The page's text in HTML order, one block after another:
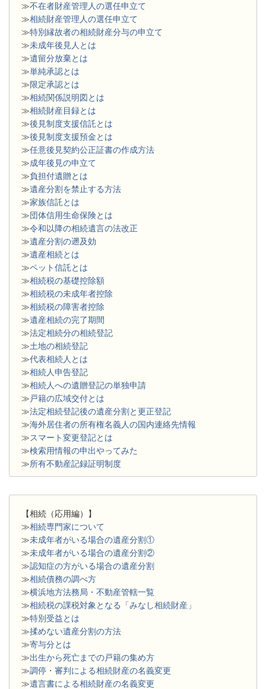
≫不在者財産管理人の選任申立て
≫相続財産管理人の選任申立て
≫特別縁故者の相続財産分与の申立て
≫未成年後見人とは
≫遺留分放棄とは
≫単純承認とは
≫限定承認とは
≫相続関係説明図とは
≫相続財産目録とは
≫後見制度支援信託とは
≫後見制度支援預金とは
≫任意後見契約公正証書の作成方法
≫成年後見の申立て
≫負担付遺贈とは
≫遺産分割を禁止する方法
≫家族信託とは
≫団体信用生命保険とは
≫令和以降の相続遺言の法改正
≫遺産分割の遡及効
≫遺産相続とは
≫ペット信託とは
≫相続税の基礎控除額
≫相続税の未成年者控除
≫相続税の障害者控除
≫遺産相続の完了期間
≫法定相続分の相続登記
≫土地の相続登記
≫代表相続人とは
≫相続人申告登記
≫相続人への遺贈登記の単独申請
≫ 戸籍の広域交付とは
≫法定相続登記後の遺産分割と更正登記
≫海外居住者の所有権名義人の国内連絡先情報
≫スマート変更登記とは
≫検索用情報の申出やってみた
≫所有不動産記録証明制度
【相続（応用編）】
≫相続専門家について
≫未成年者がいる場合の遺産分割①
≫未成年者がいる場合の遺産分割②
≫認知症の方がいる場合の遺産分割
≫相続債務の調べ方
≫横浜地方法務局・不動産管轄一覧
≫相続税の課税対象となる「みなし相続財産」
≫特別受益とは
≫揉めない遺産分割の方法
≫寄与分とは
≫出生から死亡までの戸籍の集め方
≫調停・審判による相続財産の名義変更
≫遺言書による相続財産の名義変更